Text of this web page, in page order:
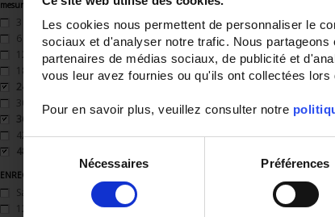
Les cookies nous permettent de personnaliser le
sociaux et d'analyser notre trafic. Nous
partenaires de médias sociaux, de publicité et
vous leur avez fournies ou qu'ils ont collectées
Pour en savoir plus, veuillez consulter notre
Sélection
consentement
Nécessaires Préférences
mesure
3
6
12
18
24
30
36
42(1)
48
ENREGISTREUR - Sorties relais
Sans
12 sorties